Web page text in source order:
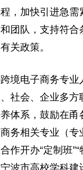
，加快引进急需
团队，支持符合
关政策。
跨境电子商务专
社会、企业多方
体系，鼓励在甬
务相关专业（专
作开办“定制班
波市高校学科建